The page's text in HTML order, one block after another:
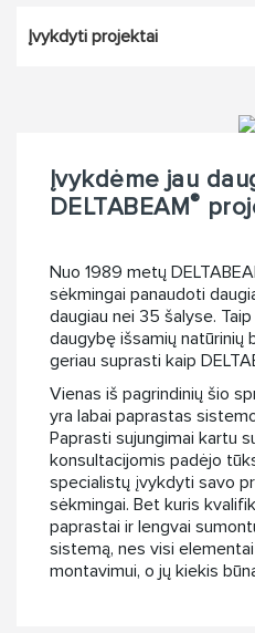
Įvykdyti projektai
Įvykdėme jau
DELTABEAM®
Nuo 1989 metų
sėkmingai panaudoti
daugiau nei 35 šalyse.
daugybę išsamių natūrinių
geriau suprasti kaip
Vienas iš pagrindinių šio
yra labai paprastas
Paprasti sujungimai kartu
konsultacijomis padėjo
specialistų įvykdyti savo
sėkmingai. Bet kuris
paprastai ir lengvai
sistemą, nes visi
montavimui, o jų kiekis